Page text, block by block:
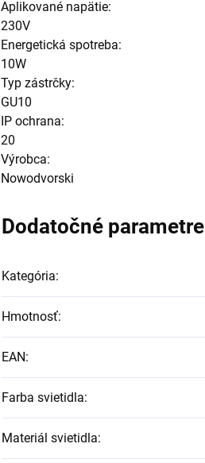
Aplikované napätie:
230V
Energetická spotreba:
10W
Typ zástrčky:
GU10
IP ochrana:
20
Výrobca:
Nowodvorski
Dodatočné parametre
Kategória:
Hmotnosť:
EAN:
Farba svietidla:
Materiál svietidla: